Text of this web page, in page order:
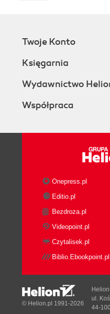
Twoje Konto
Księgarnia
Wydawnictwo
Współpraca
Onepress.pl
Editio.pl
Bezdroza.pl
Videopoint.pl
Czytalisek.pl
Biblio.Ebookpoint.pl
© Helion.pl 1991-2026
ul.
44-